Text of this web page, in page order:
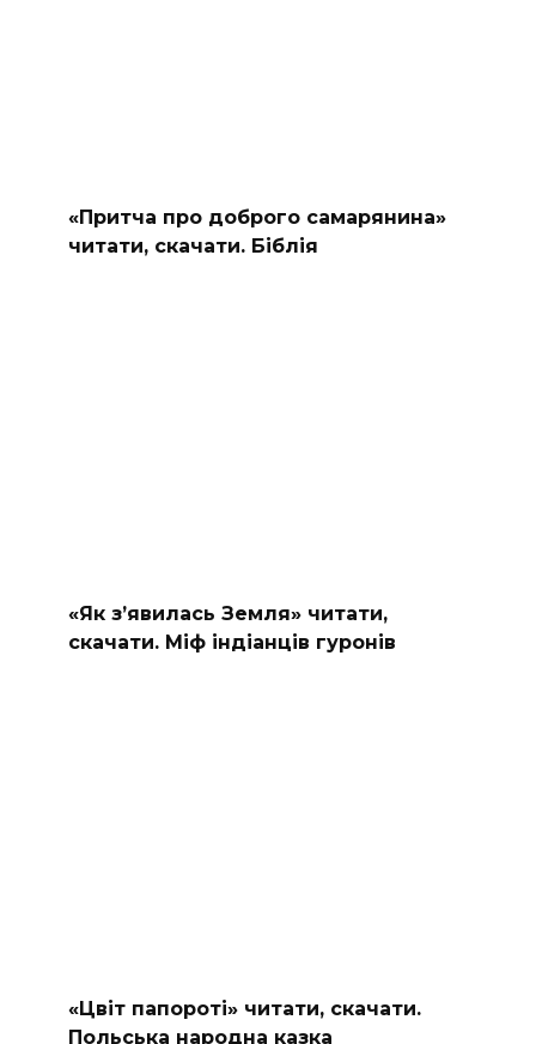
«Притча про доброго самарянина»
читати, скачати. Біблія
«Як з’явилась Земля» читати,
скачати. Міф індіанців гуронів
«Цвіт папороті» читати, скачати.
Польська народна казка